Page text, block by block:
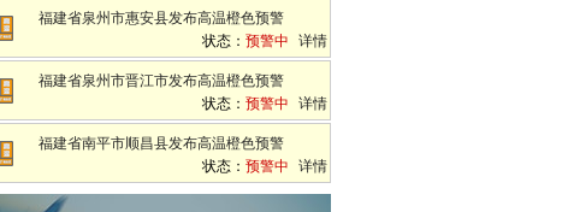
福建省泉州市惠安县发布高温橙色预警
状态： 预警中 详情
福建省泉州市晋江市发布高温橙色预警
状态： 预警中 详情
福建省南平市顺昌县发布高温橙色预警
状态： 预警中 详情